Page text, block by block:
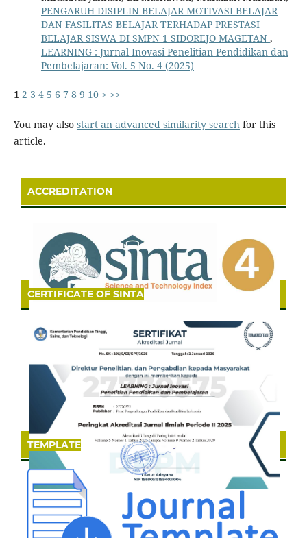
PENGARUH DISIPLIN BELAJAR MOTIVASI BELAJAR
DAN FASILITAS BELAJAR TERHADAP PRESTASI
BELAJAR SISWA DI SMPN 1 SIDOREJO MAGETAN ,
LEARNING : Jurnal Inovasi Penelitian Pendidikan dan
Pembelajaran: Vol. 5 No. 4 (2025)
1 2 3 4 5 6 7 8 9 10 > >>
You may also start an advanced similarity searchfor this
article.
ACCREDITATION
CERTIFICATE OF SINTA
TEMPLATE